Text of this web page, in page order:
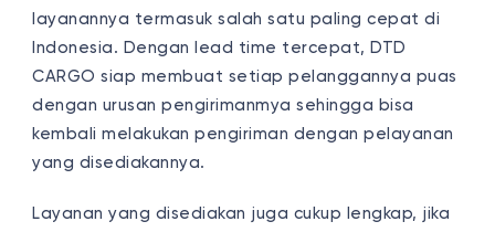
layanannya termasuk salah satu paling cepat di
Indonesia. Dengan lead time tercepat, DTD
CARGO siap membuat setiap pelanggannya puas
dengan urusan pengirimanmya sehingga bisa
kembali melakukan pengiriman dengan pelayanan
yang disediakannya.
Layanan yang disediakan juga cukup lengkap, jika